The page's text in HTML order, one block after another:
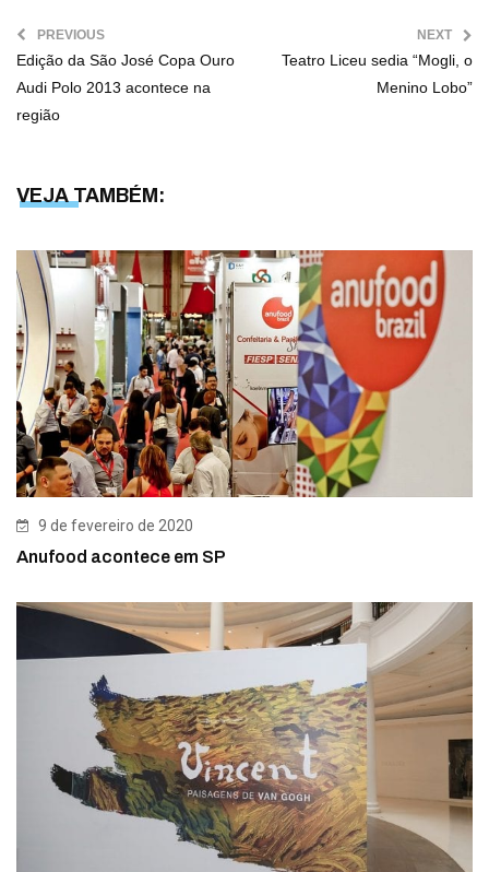
PREVIOUS
Edição da São José Copa Ouro
Audi Polo 2013 acontece na
região
NEXT
Teatro Liceu sedia “Mogli, o
Menino Lobo”
VEJA TAMBÉM:
9 de fevereiro de 2020
Anufood acontece em SP